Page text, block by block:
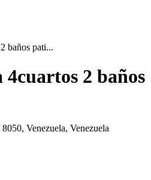
baños pati...
4cuartos 2 baños
Venezuela, Venezuela